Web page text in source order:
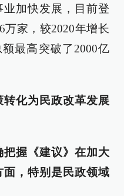
加快发展，目前登
家，较2020年增长
最高突破了2000亿
化为民政改革发展
握《建议》在加大
，特别是民政领域